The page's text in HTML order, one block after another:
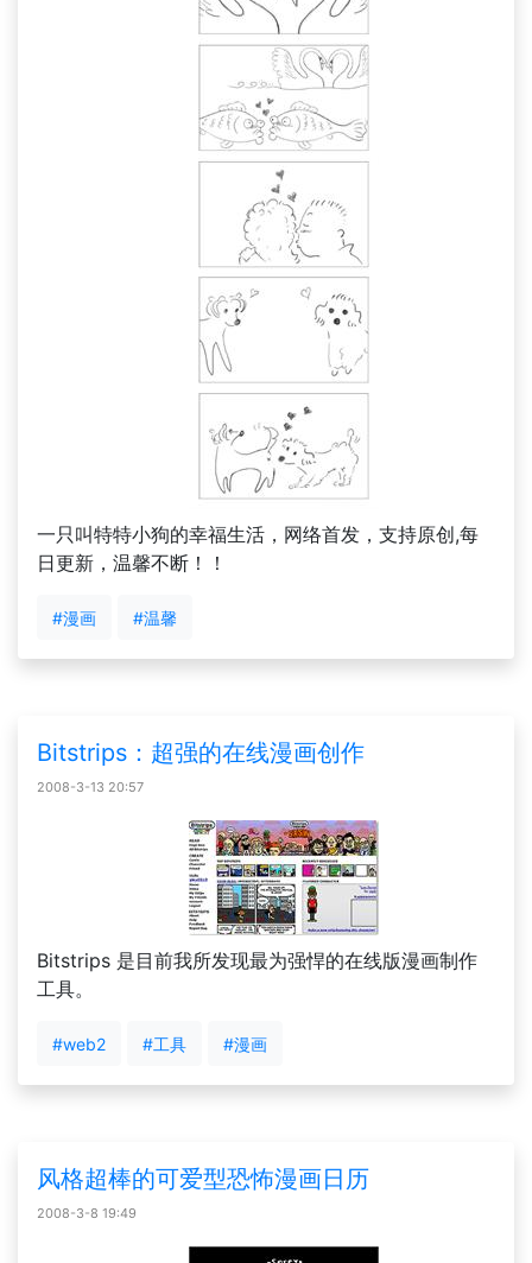
一只叫特特小狗的幸福生活，网络首发，支持原创,每
日更新，温馨不断！！
#漫画 #温馨
Bitstrips：超强的在线漫画创作
2008-3-13 20:57
Bitstrips 是目前我所发现最为强悍的在线版漫画制作
工具。
#web2 #工具 #漫画
风格超棒的可爱型恐怖漫画日历
2008-3-8 19:49